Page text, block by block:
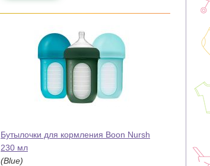
Бутылочки для кормления Boon Nursh
230 мл
(Blue)